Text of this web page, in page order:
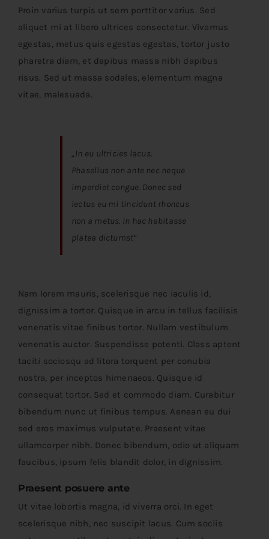
Pferdeschweife
Handschweife
Holzratschen
Holzmasken
Nackenbänder
Proin varius turpis ut sem porttitor varius. Sed
aliquet mi at libero ultrices consectetur. Vivamus
egestas, metus quis egestas egestas, tortor justo
pharetra diam, et dapibus massa nibh dapibus
risus. Sed ut massa sodales, elementum magna
vitae, malesuada.
„In eu ultricies lacus.
Phasellus non ante nec neque
imperdiet congue. Donec sed
lectus eu mi tincidunt rhoncus
non a metus. In hac habitasse
platea dictumst“
Nam lorem mauris, scelerisque nec iaculis id,
dignissim a tortor. Quisque in arcu in tellus facilisis
venenatis vitae finibus tortor. Nullam vestibulum
venenatis auctor. Suspendisse potenti. Class aptent
taciti sociosqu ad litora torquent per conubia
nostra, per inceptos himenaeos. Quisque id
consequat tortor. Sed et commodo diam. Curabitur
bibendum nunc ut finibus tempus. Aenean eu dui
sed eros maximus vulputate. Praesent vitae
ullamcorper nibh. Donec bibendum, odio ut aliquam
faucibus, ipsum felis blandit dolor, in dignissim.
Praesent posuere ante
Ut vitae lobortis magna, id viverra orci. In eget
scelerisque nibh, nec suscipit lacus. Cum sociis